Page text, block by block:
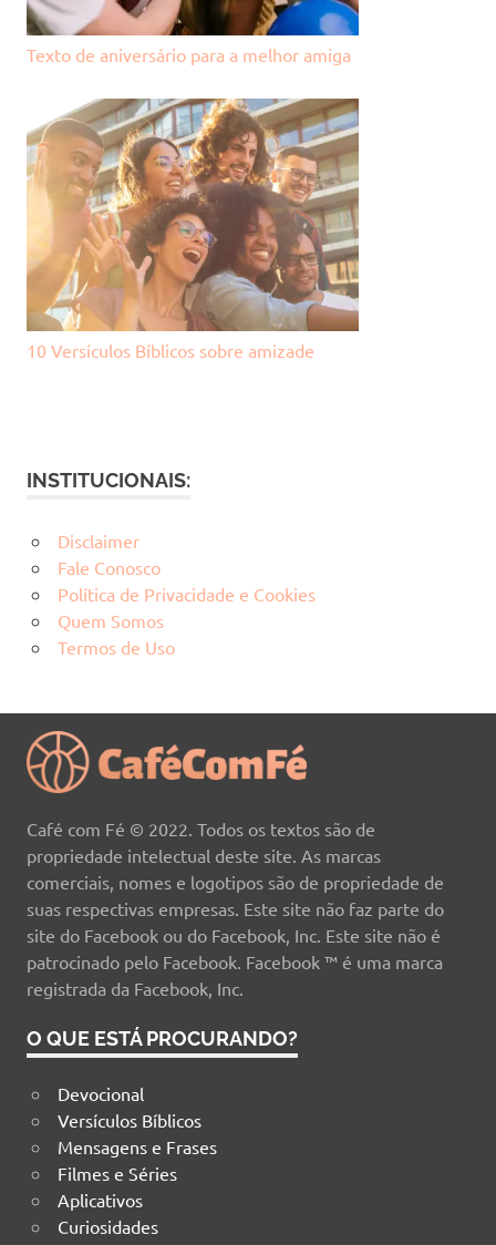
Texto de aniversário para a melhor amiga
10 Versículos Bíblicos sobre amizade
INSTITUCIONAIS:
Disclaimer
Fale Conosco
Política de Privacidade e Cookies
Quem Somos
Termos de Uso
Café com Fé © 2022. Todos os textos são de
propriedade intelectual deste site. As marcas
comerciais, nomes e logotipos são de propriedade de
suas respectivas empresas. Este site não faz parte do
site do Facebook ou do Facebook, Inc. Este site não é
patrocinado pelo Facebook. Facebook ™ é uma marca
registrada da Facebook, Inc.
O QUE ESTÁ PROCURANDO?
Devocional
Versículos Bíblicos
Mensagens e Frases
Filmes e Séries
Aplicativos
Curiosidades